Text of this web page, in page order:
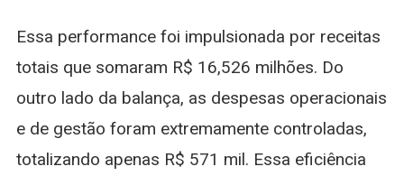
Essa performance foi impulsionada por receitas
totais que somaram R$ 16,526 milhões. Do
outro lado da balança, as despesas operacionais
e de gestão foram extremamente controladas,
totalizando apenas R$ 571 mil. Essa eficiência